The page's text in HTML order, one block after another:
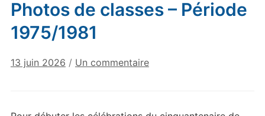
Photos de classes – Période
1975/1981
13 juin 2026 / Un commentairesur